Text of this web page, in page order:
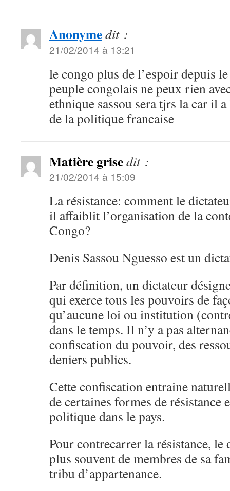
Anonymedit :
21/02/2014 à 13:21
le congo plus de l’espoir depuis
peuple congolais ne peux rien
ethnique sassou sera tjrs la car il
de la politique francaise
Matière grisedit :
21/02/2014 à 15:09
La résistance: comment le
il affaiblit l’organisation de la
Congo?
Denis Sassou Nguesso est un
Par définition, un dictateur
qui exerce tous les pouvoirs de
qu’aucune loi ou institution
dans le temps. Il n’y a pas
confiscation du pouvoir, des
deniers publics.
Cette confiscation entraine
de certaines formes de résistance
politique dans le pays.
Pour contrecarrer la résistance, le
plus souvent de membres de sa
tribu d’appartenance.